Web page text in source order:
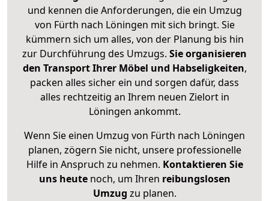
und kennen die Anforderungen, die ein Umzug
von Fürth nach Löningen mit sich bringt. Sie
kümmern sich um alles, von der Planung bis hin
zur Durchführung des Umzugs. Sie organisieren
den Transport Ihrer Möbel und Habseligkeiten,
packen alles sicher ein und sorgen dafür, dass
alles rechtzeitig an Ihrem neuen Zielort in
Löningen ankommt.
Wenn Sie einen Umzug von Fürth nach Löningen
planen, zögern Sie nicht, unsere professionelle
Hilfe in Anspruch zu nehmen. Kontaktieren Sie
uns heutenoch, um Ihren reibungslosen
Umzug zu planen.